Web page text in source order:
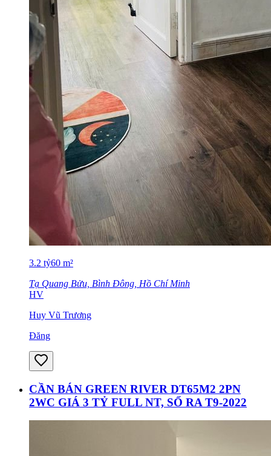
3.2 tỷ60 m²
Tạ Quang Bửu, Bình Đông, Hồ Chí Minh
HV
Huy Vũ Trương
Đăng
CẦN BÁN GREEN RIVER DT65M2 2PN
2WC GIÁ 3 TỶ FULL NT, SỔ RA T9-2022